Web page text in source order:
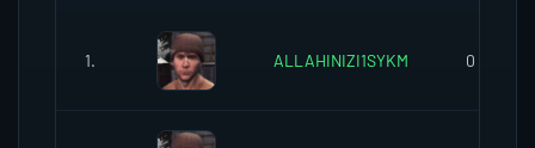
1. ALLAHINIZI1SYKM 0